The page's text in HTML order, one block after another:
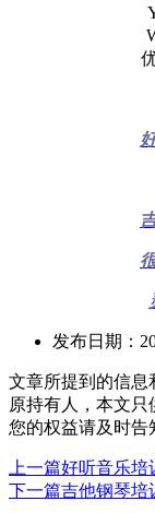
发布日期：
文章所提到的信息
原持有人，本文只
您的权益请及时告
上一篇好听音乐培
下一篇吉他钢琴培